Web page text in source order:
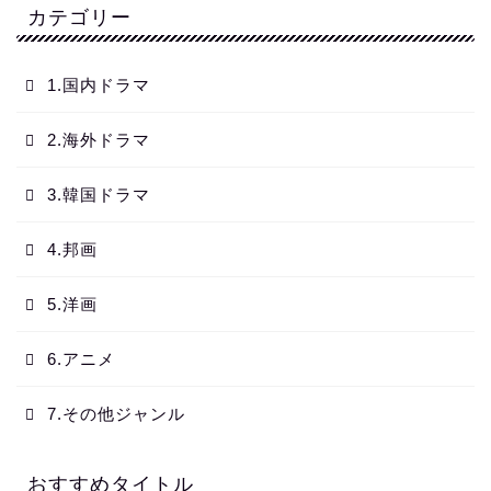
カテゴリー
1.国内ドラマ
2.海外ドラマ
3.韓国ドラマ
4.邦画
5.洋画
6.アニメ
7.その他ジャンル
おすすめタイトル